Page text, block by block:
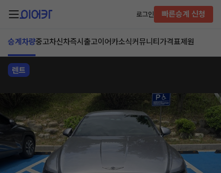
로그인 빠른승계 신청
승계차량중고차신차즉시출고이어카소식커뮤니티 가격표제원
렌트